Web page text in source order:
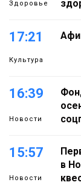
Здоровье
17:21
Культура
16:39
Новости
15:57
Новости
в